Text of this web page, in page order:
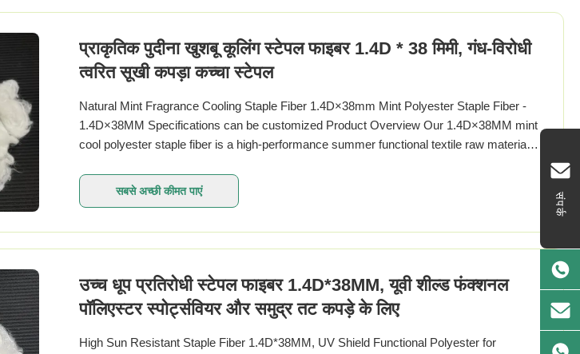
संपर्क
प्राकृतिक पुदीना खुशबू कूलिंग स्टेपल फाइबर 1.4D * 38 मिमी, गंध-विरोधी
त्वरित सूखी कपड़ा कच्चा स्टेपल
Natural Mint Fragrance Cooling Staple Fiber 1.4D×38mm Mint Polyester Staple Fiber -
1.4D×38MM Specifications can be customized Product Overview Our 1.4D×38MM mint
cool polyester staple fiber is a high-performance summer functional textile raw material
सबसे अच्छी कीमत पाएं
उच्च धूप प्रतिरोधी स्टेपल फाइबर 1.4D*38MM, यूवी शील्ड फंक्शनल
पॉलिएस्टर स्पोर्ट्सवियर और समुद्र तट कपड़े के लिए
High Sun Resistant Staple Fiber 1.4D*38MM, UV Shield Functional Polyester for